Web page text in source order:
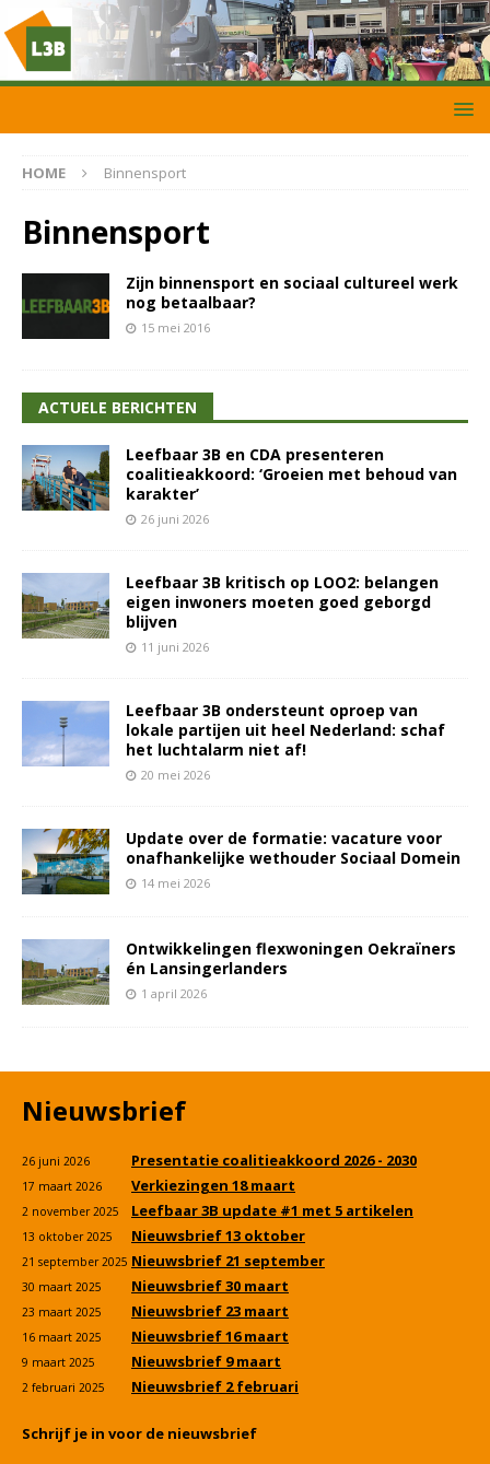
HOME Binnensport
Binnensport
Zijn binnensport en sociaal cultureel werk
nog betaalbaar?
15 mei 2016
ACTUELE BERICHTEN
Leefbaar 3B en CDA presenteren
coalitieakkoord: ‘Groeien met behoud van
karakter’
26 juni 2026
Leefbaar 3B kritisch op LOO2: belangen
eigen inwoners moeten goed geborgd
blijven
11 juni 2026
Leefbaar 3B ondersteunt oproep van
lokale partijen uit heel Nederland: schaf
het luchtalarm niet af!
20 mei 2026
Update over de formatie: vacature voor
onafhankelijke wethouder Sociaal Domein
14 mei 2026
Ontwikkelingen flexwoningen Oekraïners
én Lansingerlanders
1 april 2026
Nieuwsbrief
26 juni 2026 Presentatie coalitieakkoord 2026 - 2030
17 maart 2026 Verkiezingen 18 maart
2 november 2025 Leefbaar 3B update #1 met 5 artikelen
13 oktober 2025 Nieuwsbrief 13 oktober
21 september 2025 Nieuwsbrief 21 september
30 maart 2025 Nieuwsbrief 30 maart
23 maart 2025 Nieuwsbrief 23 maart
16 maart 2025 Nieuwsbrief 16 maart
9 maart 2025 Nieuwsbrief 9 maart
2 februari 2025 Nieuwsbrief 2 februari
Schrijf je in voor de nieuwsbrief